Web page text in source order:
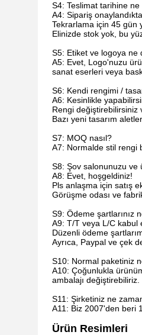
S4: Teslimat tarihine
A4: Sipariş
Tekrarlama için 45 gün
Elinizde stok yok, bu
S5: Etiket ve logoya ne
A5: Evet, Logo'nuzu
sanat eserleri veya
S6: Kendi rengimi /
A6: Kesinlikle
Rengi değiştirebilirsiniz
Bazı yeni tasarım
S7: MOQ nasıl?
A7: Normalde stil rengi
S8: Şov salonunuzu ve
A8: Evet, hoşgeldiniz!
Pls anlaşma için satış
Görüşme odası ve
S9: Ödeme şartlarınız
A9: T/T veya L/C kabul
Düzenli ödeme
Ayrıca, Paypal ve çek
S10: Normal paketiniz
A10: Çoğunlukla
ambalajı değiştirebiliriz.
S11: Şirketiniz ne
A11: Biz 2007'den beri
Ürün Resimleri